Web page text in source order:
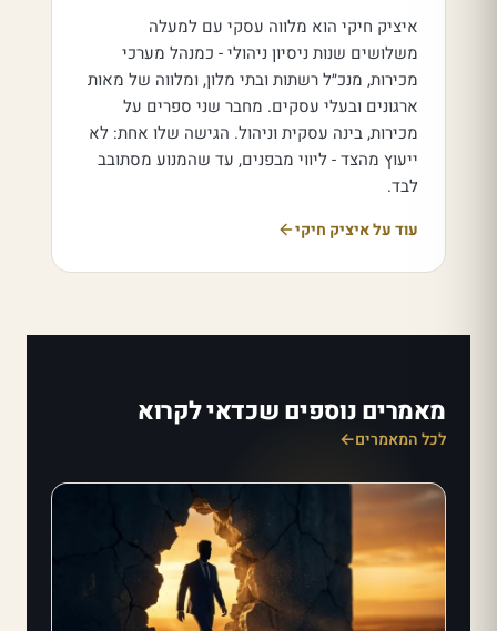
איציק חיקי הוא מלווה עסקי עם למעלה
משלושים שנות ניסיון ניהולי - כמנהל מערכי
מכירות, מנכ״ל רשתות ובתי מלון, ומלווה של מאות
ארגונים ובעלי עסקים. מחבר שני ספרים על
מכירות, בינה עסקית וניהול. הגישה שלו אחת: לא
ייעוץ מהצד - ליווי מבפנים, עד שהמנוע מסתובב
לבד.
עוד על איציק חיקי
מאמרים נוספים שכדאי לקרוא
לכל המאמרים